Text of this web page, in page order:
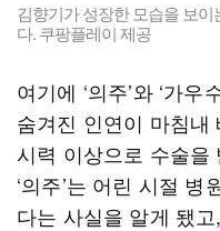
김향기가 성장한 모습을 보
다. 쿠팡플레이 제공
여기에 ‘의주’와 ‘가
숨겨진 인연이 마침내
시력 이상으로 수술을
‘의주’는 어린 시절 병
다는 사실을 알게 됐고